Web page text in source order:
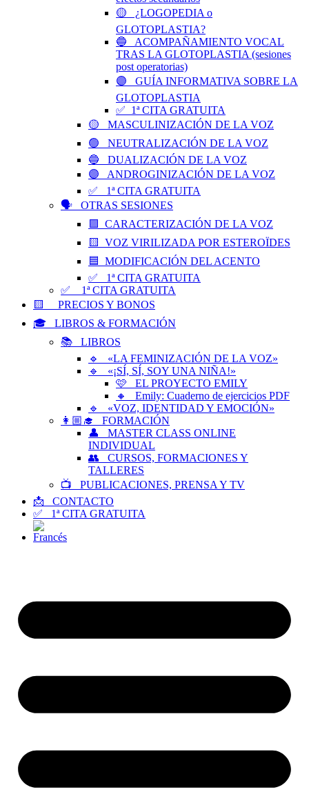
🟡 ¿LOGOPEDIA o
GLOTOPLASTIA?
🔵 ACOMPAÑAMIENTO VOCAL
TRAS LA GLOTOPLASTIA (sesiones
post operatorias)
🟣 GUÍA INFORMATIVA SOBRE LA
GLOTOPLASTIA
✅ 1ª CITA GRATUITA
🟡 MASCULINIZACIÓN DE LA VOZ
🟢 NEUTRALIZACIÓN DE LA VOZ
🔵 DUALIZACIÓN DE LA VOZ
🟣 ANDROGINIZACIÓN DE LA VOZ
✅ 1ª CITA GRATUITA
🗣️ OTRAS SESIONES
🟪 CARACTERIZACIÓN DE LA VOZ
🟨 VOZ VIRILIZADA POR ESTEROÏDES
🟦 MODIFICACIÓN DEL ACENTO
✅ 1ª CITA GRATUITA
✅ 1ª CITA GRATUITA
🟨 PRECIOS Y BONOS
🎓 LIBROS & FORMACIÓN
📚 LIBROS
🔹 «LA FEMINIZACIÓN DE LA VOZ»
🔹 «¡SÍ, SÍ, SOY UNA NIÑA!»
🩷 EL PROYECTO EMILY
🔸 Emily: Cuaderno de ejercicios PDF
🔹 «VOZ, IDENTIDAD Y EMOCIÓN»
👩🏼‍🎓 FORMACIÓN
👤 MASTER CLASS ONLINE
INDIVIDUAL
👥 CURSOS, FORMACIONES Y
TALLERES
📺 PUBLICACIONES, PRENSA Y TV
📩 CONTACTO
✅ 1ª CITA GRATUITA